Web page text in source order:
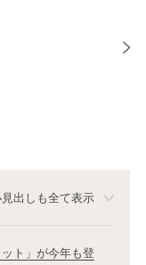
出しも全て表示
ト」が今年も登